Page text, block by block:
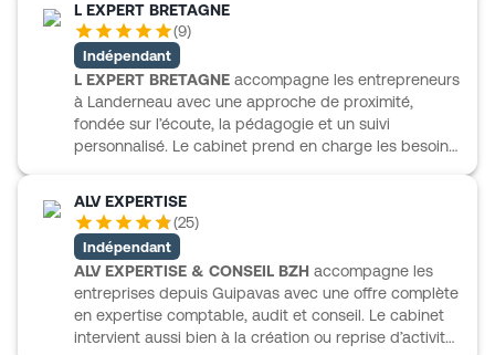
L EXPERT BRETAGNE
(9)
Indépendant
L EXPERT BRETAGNE accompagne les entrepreneurs
à Landerneau avec une approche de proximité,
fondée sur l’écoute, la pédagogie et un suivi
personnalisé. Le cabinet prend en charge les besoins
aussi sur le pilotage de l’activité avec des
prévisionnels, des tableaux de bord et des outils de
gestion adaptés. L EXPERT BRETAGNE propose
également un accompagnement structuré à la
création d’entreprise, du choix du statut à la mise en
place de l’organisation comptable, avec une
interlocutrice unique tout au long du parcours.
ALV EXPERTISE
(25)
Indépendant
ALV EXPERTISE & CONSEIL BZH accompagne les
entreprises depuis Guipavas avec une offre complète
en expertise comptable, audit et conseil. Le cabinet
intervient aussi bien à la création ou reprise d’activité